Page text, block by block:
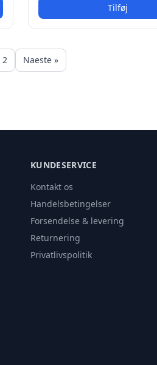
Tilføj
2 Naeste »
KUNDESERVICE
Kontakt os
Handelsbetingelser
Forsendelse & levering
Returnering
Privatlivspolitik